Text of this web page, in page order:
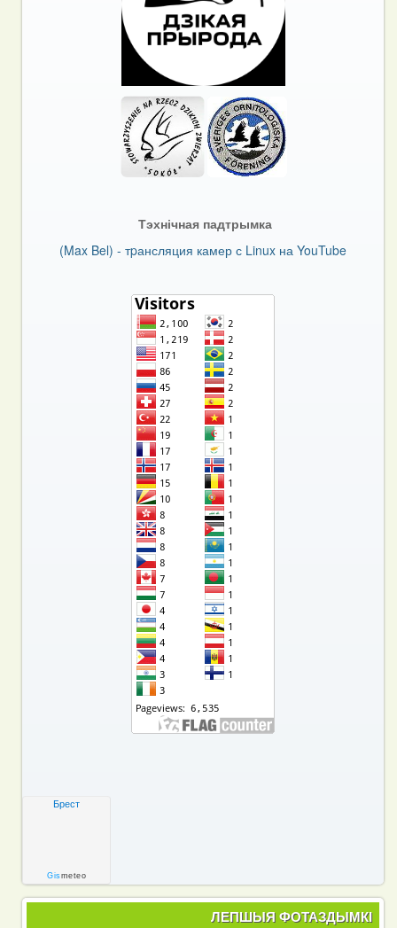
Тэхнічная падтрымка
(Max Bel) - тpансляция камер с Linux на YouTube
Брест
Gismeteo
ЛЕПШЫЯ ФОТАЗДЫМКІ